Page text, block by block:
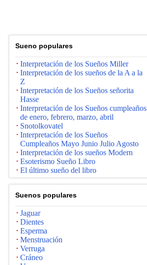
Suenо populares
Interpretación de los Sueños Miller
Interpretación de los sueños de la A a la
Z
Interpretación de los Sueños señorita
Hasse
Interpretación de los Sueños cumpleaños
de enero, febrero, marzo, abril
Snotolkovatel
Interpretación de los Sueños
Cumpleaños Mayo Junio ​​Julio Agosto
Interpretación de los sueños Modern
Esoterismo Sueño Libro
El último sueño del libro
Suenos populares
Jaguar
Dientes
Esperma
Menstruación
Verruga
Cráneo